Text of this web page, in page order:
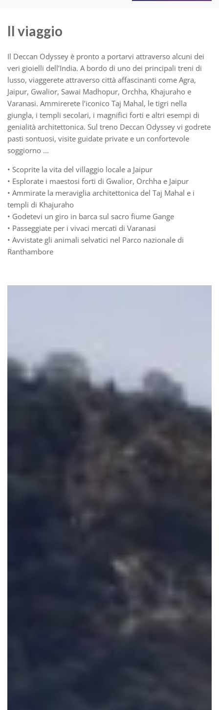
Il viaggio
Il Deccan Odyssey è pronto a portarvi attraverso alcuni dei
veri gioielli dell’India. A bordo di uno dei principali treni di
lusso, viaggerete attraverso città affascinanti come Agra,
Jaipur, Gwalior, Sawai Madhopur, Orchha, Khajuraho e
Varanasi. Ammirerete l’iconico Taj Mahal, le tigri nella
giungla, i templi secolari, i magnifici forti e altri esempi di
genialità architettonica. Sul treno Deccan Odyssey vi godrete
pasti sontuosi, visite guidate private e un confortevole
soggiorno …
• Scoprite la vita del villaggio locale a Jaipur
• Esplorate i maestosi forti di Gwalior, Orchha e Jaipur
• Ammirate la meraviglia architettonica del Taj Mahal e i
templi di Khajuraho
• Godetevi un giro in barca sul sacro fiume Gange
• Passeggiate per i vivaci mercati di Varanasi
• Avvistate gli animali selvatici nel Parco nazionale di
Ranthambore